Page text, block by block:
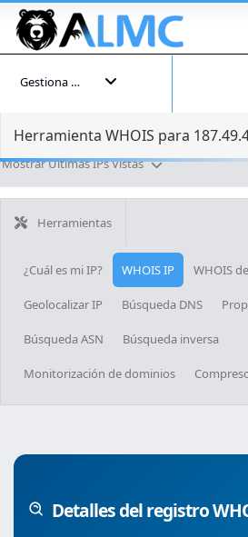
Gestiona tu cuenta
Herramienta WHOIS para
Mostrar Últimas IPs Vistas
Herramientas
¿Cuál es mi IP? WHOIS IP WHOIS
Geolocalizar IP Búsqueda DNS
Búsqueda ASN Búsqueda inversa
Monitorización de dominios
Detalles del registro